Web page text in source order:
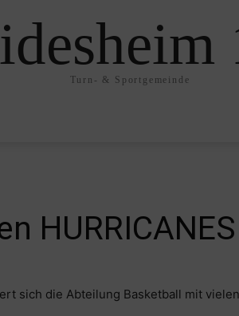
Turn- & Sportgemeinde
HURRICANES
sich die Abteilung Basketball mit